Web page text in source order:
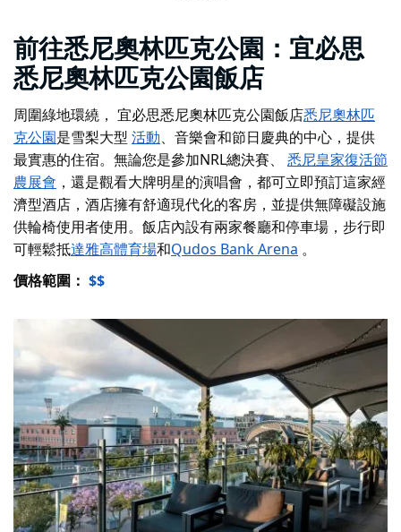
前往悉尼奧林匹克公園：宜必思
悉尼奧林匹克公園飯店
周圍綠地環繞， 宜必思悉尼奧林匹克公園飯店悉尼奧林匹
克公園是雪梨大型 活動、音樂會和節日慶典的中心， 提供
最實惠的住宿。無論您是參加NRL總決賽、
悉尼皇家復活節
農展會 ，還是觀看大牌明星的演唱會，都可立即預訂這家經
濟型酒店，酒店擁有舒適現代化的客房，並提供無障礙設施
供輪椅使用者使用。飯店內設有兩家餐廳和停車場，步行即
可輕鬆抵達雅高體育場和Qudos Bank Arena 。
價格範圍： $$